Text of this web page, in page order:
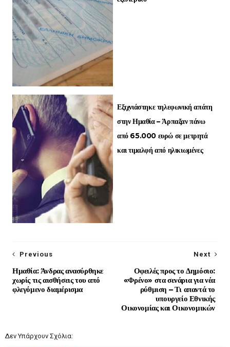
Εξιχνιάστηκε τηλεφωνική απάτη
στην Ημαθία – Άρπαξαν πάνω
από 65.000 ευρώ σε μετρητά
και τιμαλφή από ηλικιωμένες
Next
Οφειλές προς το Δημόσιο:
«Φρένο» στα σενάρια για νέα
ρύθμιση – Τι απαντά το
υπουργείο Εθνικής
Οικονομίας και Οικονομικών
Previous
Ημαθία: Άνδρας ανασύρθηκε
χωρίς τις αισθήσεις του από
φλεγόμενο διαμέρισμα
Δεν Υπάρχουν Σχόλια: